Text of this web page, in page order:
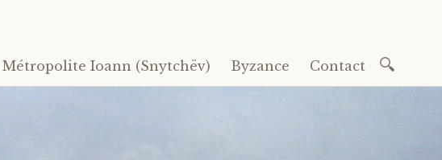
Métropolite Ioann (Snytchëv) Byzance Contact